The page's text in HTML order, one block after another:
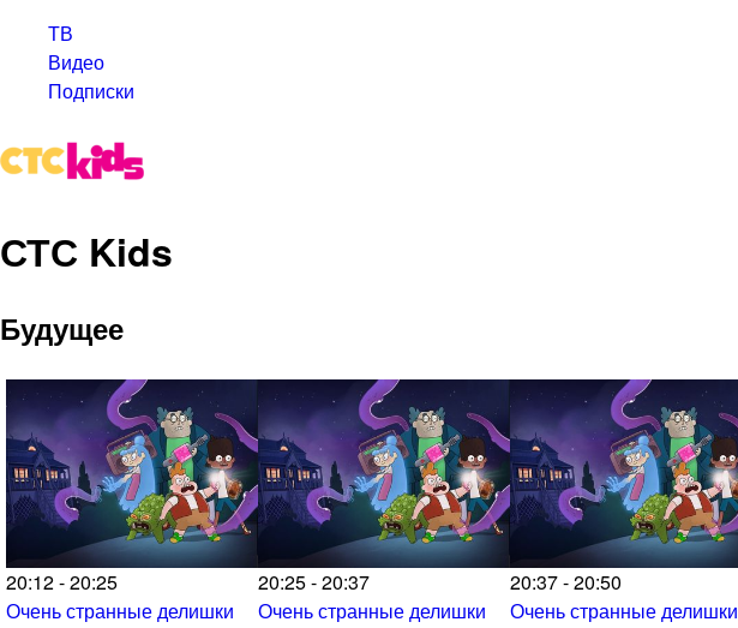
ТВ
Видео
Подписки
СТС Kids
Будущее
20:12 - 20:25
Очень странные делишки
20:25 - 20:37
Очень странные делишки
20:37 - 20:50
Очень странные делишки